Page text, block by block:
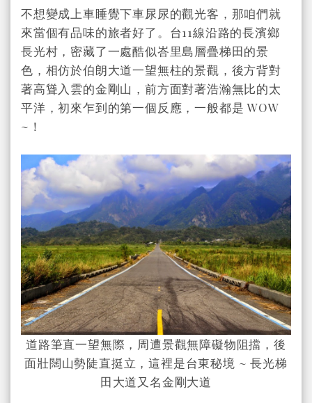
不想變成上車睡覺下車尿尿的觀光客，那咱們就
來當個有品味的旅者好了。台11線沿路的長濱鄉
長光村，密藏了一處酷似峇里島層疊梯田的景
色，相仿於伯朗大道一望無柱的景觀，後方背對
著高聳入雲的金剛山，前方面對著浩瀚無比的太
平洋，初來乍到的第一個反應，一般都是 WOW
~！
道路筆直一望無際，周遭景觀無障礙物阻擋，後
面壯闊山勢陡直挺立，這裡是台東秘境 ~ 長光梯
田大道又名金剛大道